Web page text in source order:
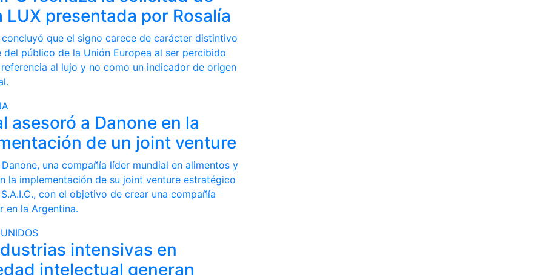
LUX presentada por Rosalía
que el signo carece de carácter distintivo
del público de la Unión Europea al ser percibido
al lujo y no como un indicador de origen
asesoró a Danone en la
de un joint venture
una compañía líder mundial en alimentos y
la implementación de su joint venture estratégico
con el objetivo de crear una compañía
en la Argentina.
intensivas en
intelectual generan